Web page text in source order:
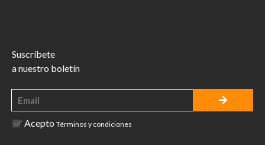
Suscríbete
a nuestro boletín
Acepto Términos y condiciones